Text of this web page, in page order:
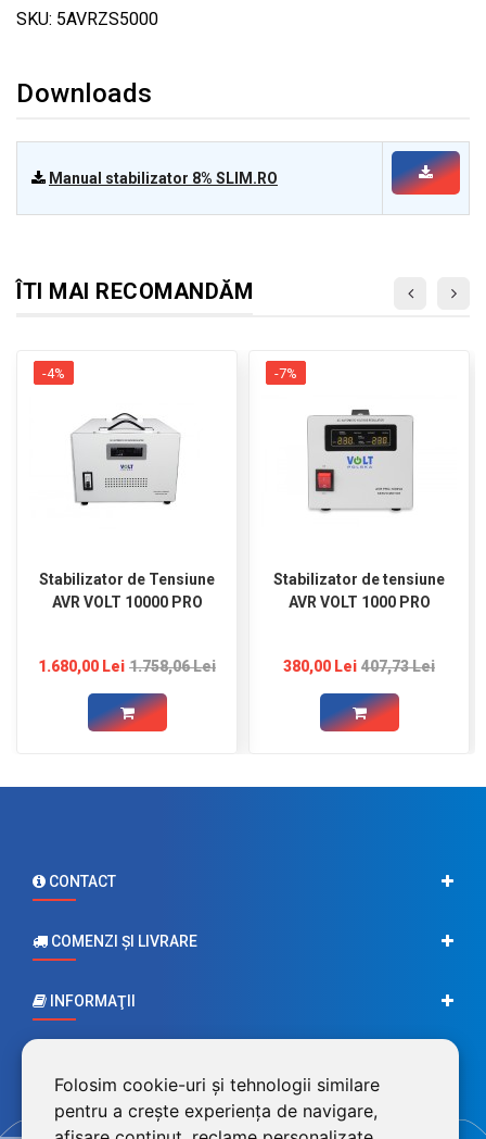
Folosim cookie-uri și tehnologii similare
pentru a crește experiența de navigare,
SKU: 5AVRZS5000
Downloads
Manual stabilizator 8% SLIM.RO
ÎTI MAI RECOMANDĂM
Stabilizator de Tensiune
AVR VOLT 10000 PRO
1.680,00 Lei 1.758,06 Lei
-4%
Stabilizator de tensiune
AVR VOLT 1000 PRO
380,00 Lei 407,73 Lei
-7%
CONTACT
COMENZI ŞI LIVRARE
INFORMAŢII